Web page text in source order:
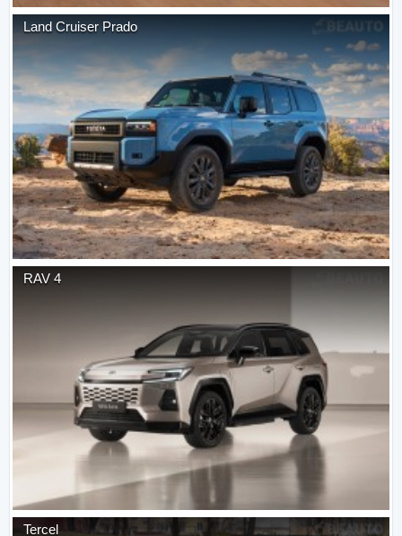
Land Cruiser Prado
RAV 4
Tercel